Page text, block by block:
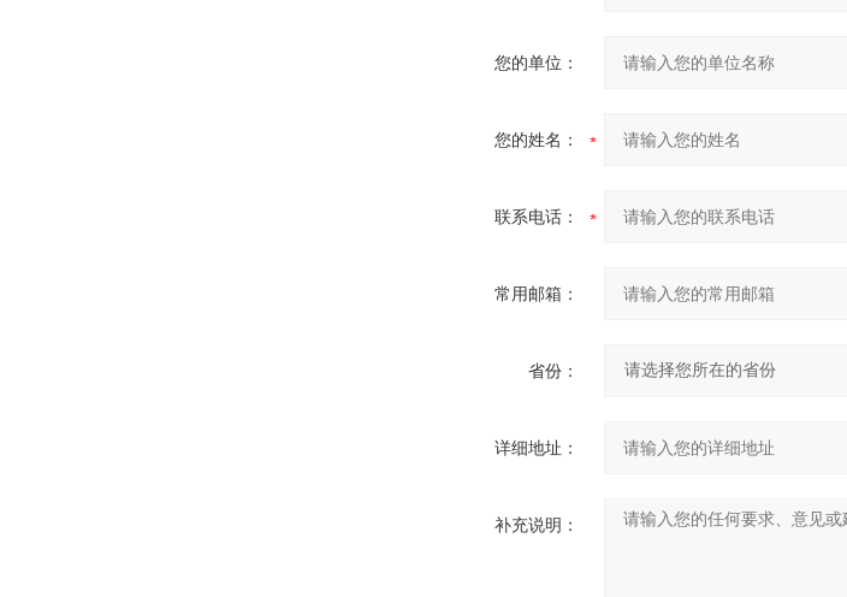
您的单位：
您的姓名：
联系电话：
常用邮箱：
省份：
详细地址：
补充说明：